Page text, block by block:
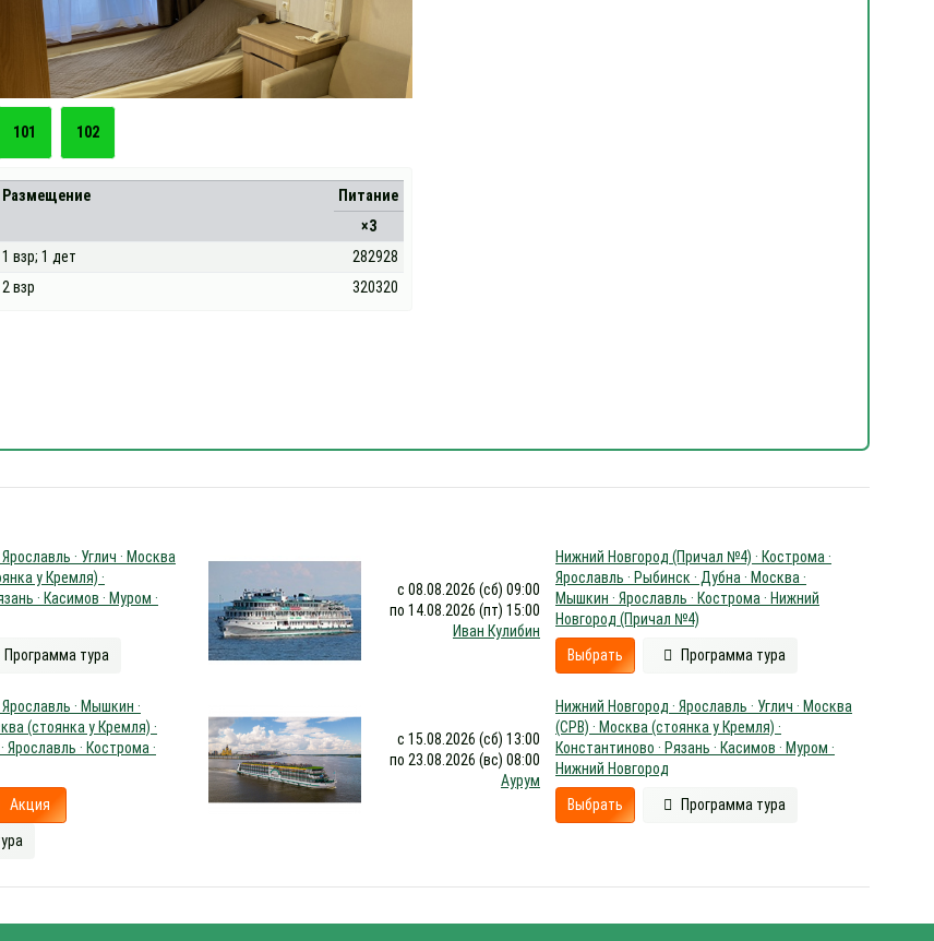
101 102
Размещение
Питание
×3
1 взр; 1 дет
282928
2 взр
320320
· Углич · Москва
у Кремля) ·
· Касимов · Муром ·
Программа тура
с 08.08.2026 (сб) 09:00
по 14.08.2026 (пт) 15:00
Иван Кулибин
Нижний Новгород (Причал №4) · Кострома ·
Ярославль · Рыбинск · Дубна · Москва ·
Мышкин · Ярославль · Кострома · Нижний
Новгород (Причал №4)
Выбрать Программа тура
· Мышкин ·
(стоянка у Кремля) ·
Ярославль · Кострома ·
Акция
с 15.08.2026 (сб) 13:00
по 23.08.2026 (вс) 08:00
Аурум
Нижний Новгород · Ярославль · Углич · Москва
(СРВ) · Москва (стоянка у Кремля) ·
Константиново · Рязань · Касимов · Муром ·
Нижний Новгород
Выбрать Программа тура